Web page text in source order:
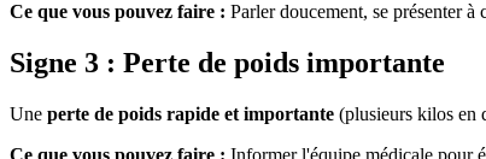
Ce que vous pouvez faire : Parler doucement, se présenter
Signe 3 : Perte de poids importante
Une perte de poids rapide et importante (plusieurs kilos en
Ce que vous pouvez faire : Informer l'équipe médicale pour